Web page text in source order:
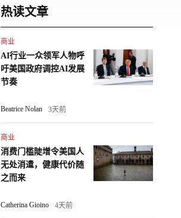
热读文章
商业
AI行业一众领军人物呼
吁美国政府调控AI发展
节奏
Beatrice Nolan 3天前
商业
消费门槛陡增令美国人
无处消遣，健康代价随
之而来
Catherina Gioino 4天前